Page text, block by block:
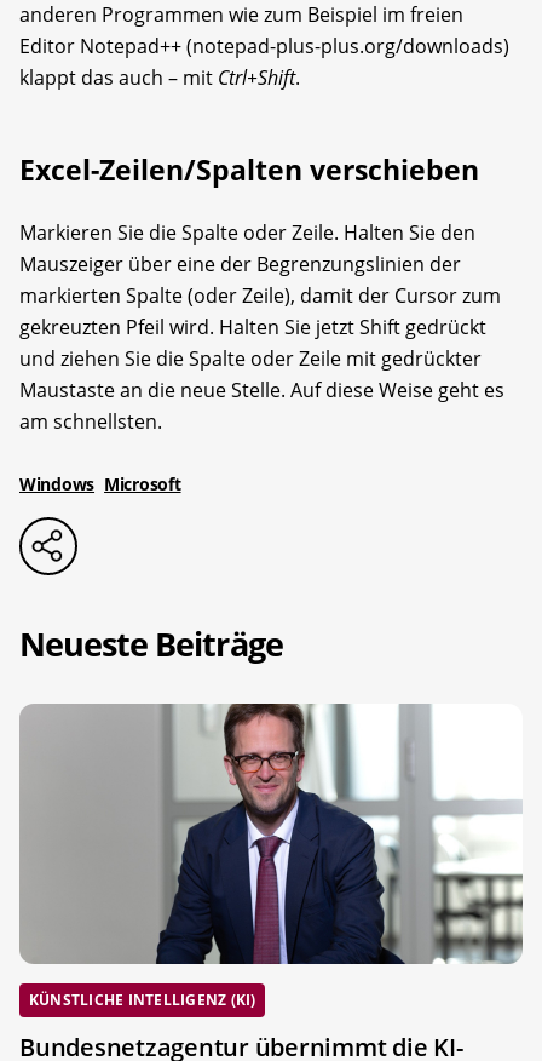
anderen Programmen wie zum Beispiel im freien
Editor Notepad++ (notepad-plus-plus.org/downloads)
klappt das auch – mit Ctrl+Shift.
Excel-Zeilen/Spalten verschieben
Markieren Sie die Spalte oder Zeile. Halten Sie den
Mauszeiger über eine der Begrenzungslinien der
markierten Spalte (oder Zeile), damit der Cursor zum
gekreuzten Pfeil wird. Halten Sie jetzt Shift gedrückt
und ziehen Sie die Spalte oder Zeile mit gedrückter
Maustaste an die neue Stelle. Auf diese Weise geht es
am schnellsten.
Windows Microsoft
Neueste Beiträge
KÜNSTLICHE INTELLIGENZ (KI)
Bundesnetzagentur übernimmt die KI-